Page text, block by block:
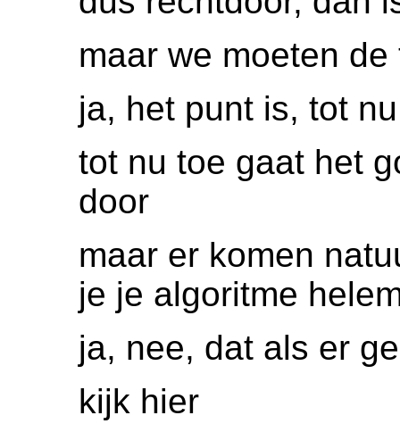
maar we moeten
ja, het punt is, tot
tot nu toe gaat het
door
maar er komen
je je algoritme
ja, nee, dat als er
kijk hier